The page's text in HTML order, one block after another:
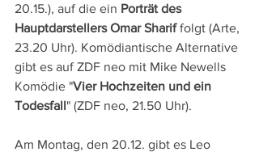
20.15.), auf die ein Porträt des
Hauptdarstellers Omar Sharif folgt (Arte,
23.20 Uhr). Komödiantische Alternative
gibt es auf ZDF neo mit Mike Newells
Komödie "Vier Hochzeiten und ein
Todesfall" (ZDF neo, 21.50 Uhr).
Am Montag, den 20.12. gibt es Leo